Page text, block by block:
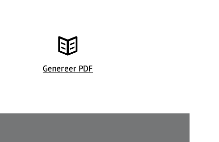
Genereer PDF